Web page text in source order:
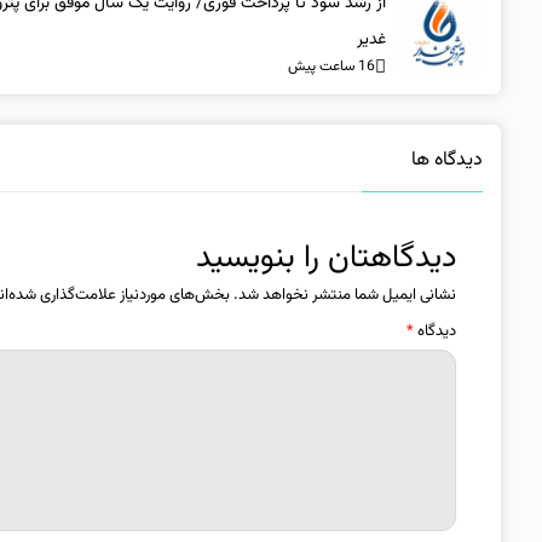
غدیر
16 ساعت پیش
دیدگاه ها
دیدگاهتان را بنویسید
نشانی ایمیل شما منتشر نخواهد شد. بخش‌های موردنیاز علامت‌گذاری
دیدگاه*